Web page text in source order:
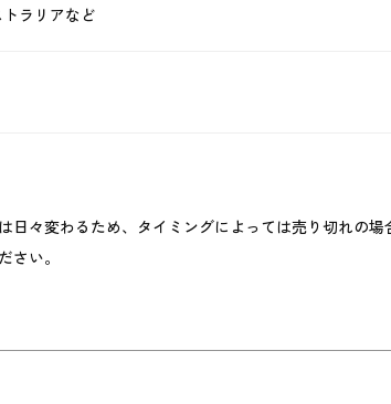
ラリアなど
々変わるため、タイミングによっては売り切れの場
い。